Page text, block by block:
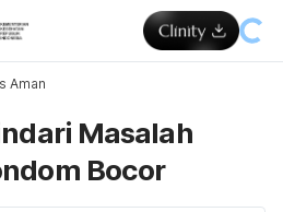
Aman
Masalah
Bocor